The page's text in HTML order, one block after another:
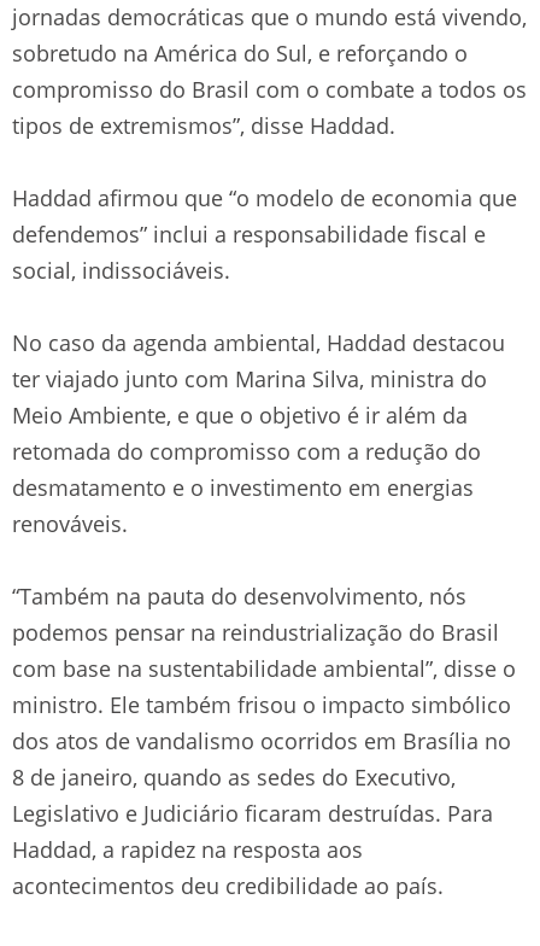
jornadas democráticas que o mundo está vivendo,
sobretudo na América do Sul, e reforçando o
compromisso do Brasil com o combate a todos os
tipos de extremismos”, disse Haddad.
Haddad afirmou que “o modelo de economia que
defendemos” inclui a responsabilidade fiscal e
social, indissociáveis.
No caso da agenda ambiental, Haddad destacou
ter viajado junto com Marina Silva, ministra do
Meio Ambiente, e que o objetivo é ir além da
retomada do compromisso com a redução do
desmatamento e o investimento em energias
renováveis.
“Também na pauta do desenvolvimento, nós
podemos pensar na reindustrialização do Brasil
com base na sustentabilidade ambiental”, disse o
ministro. Ele também frisou o impacto simbólico
dos atos de vandalismo ocorridos em Brasília no
8 de janeiro, quando as sedes do Executivo,
Legislativo e Judiciário ficaram destruídas. Para
Haddad, a rapidez na resposta aos
acontecimentos deu credibilidade ao país.